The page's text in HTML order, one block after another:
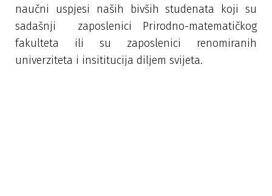
naučni uspjesi naših bivših studenata koji su
sadašnji zaposlenici Prirodno-matematičkog
fakulteta ili su zaposlenici renomiranih
univerziteta i insititucija diljem svijeta.